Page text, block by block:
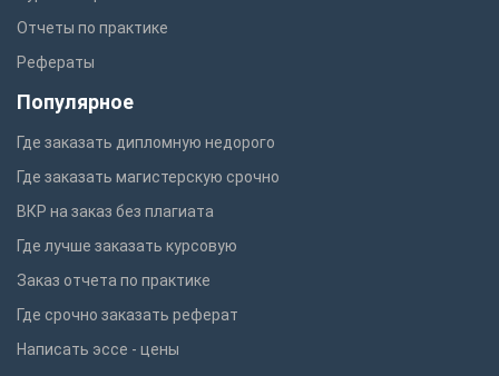
Отчеты по практике
Рефераты
Популярное
Где заказать дипломную недорого
Где заказать магистерскую срочно
ВКР на заказ без плагиата
Где лучше заказать курсовую
Заказ отчета по практике
Где срочно заказать реферат
Написать эссе - цены